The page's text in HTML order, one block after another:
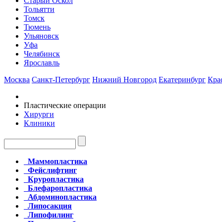
Тольятти
Томск
Тюмень
Ульяновск
Уфа
Челябинск
Ярославль
Москва Санкт-Петербург Нижний Новгород Екатеринбург
Пластические операции
Хирурги
Клиники
Маммопластика
Фейслифтинг
Круропластика
Блефаропластика
Абдоминопластика
Липосакция
Липофилинг